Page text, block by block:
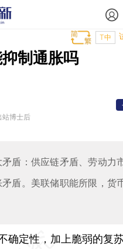
T中
制通胀吗
站博士后
盾：供应链矛盾、劳动力
盾。美联储职能所限，货
确定性，加上脆弱的复